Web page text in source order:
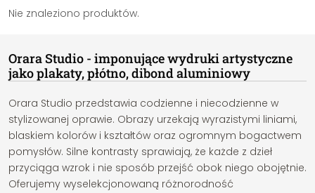
Nie znaleziono produktów.
Orara Studio - imponujące wydruki artystyczne
jako plakaty, płótno, dibond aluminiowy
Orara Studio przedstawia codzienne i niecodzienne w
stylizowanej oprawie. Obrazy urzekają wyrazistymi liniami,
blaskiem kolorów i kształtów oraz ogromnym bogactwem
pomysłów. Silne kontrasty sprawiają, że każde z dzieł
przyciąga wzrok i nie sposób przejść obok niego obojętnie.
Oferujemy wyselekcjonowaną różnorodność